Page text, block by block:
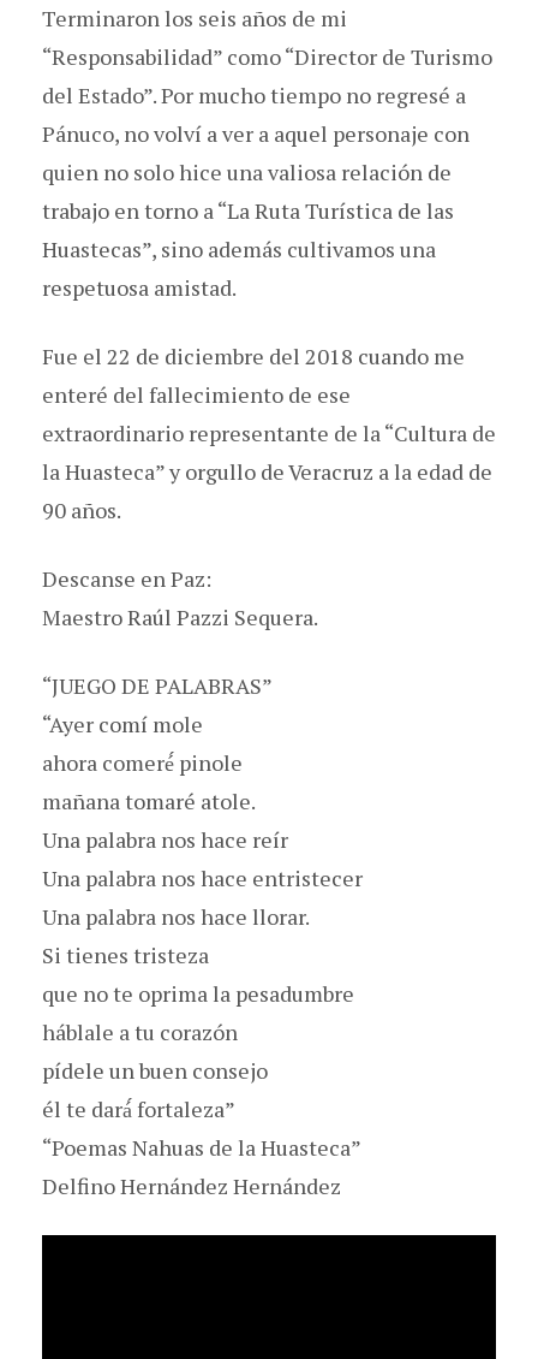
Terminaron los seis años de mi
“Responsabilidad” como “Director de Turismo
del Estado”. Por mucho tiempo no regresé a
Pánuco, no volví a ver a aquel personaje con
quien no solo hice una valiosa relación de
trabajo en torno a “La Ruta Turística de las
Huastecas”, sino además cultivamos una
respetuosa amistad.
Fue el 22 de diciembre del 2018 cuando me
enteré del fallecimiento de ese
extraordinario representante de la “Cultura de
la Huasteca” y orgullo de Veracruz a la edad de
90 años.
Descanse en Paz:
Maestro Raúl Pazzi Sequera.
“JUEGO DE PALABRAS”
“Ayer comí mole
ahora comeré́ pinole
mañana tomaré atole.
Una palabra nos hace reír
Una palabra nos hace entristecer
Una palabra nos hace llorar.
Si tienes tristeza
que no te oprima la pesadumbre
háblale a tu corazón
pídele un buen consejo
él te dará́ fortaleza”
“Poemas Nahuas de la Huasteca”
Delfino Hernández Hernández